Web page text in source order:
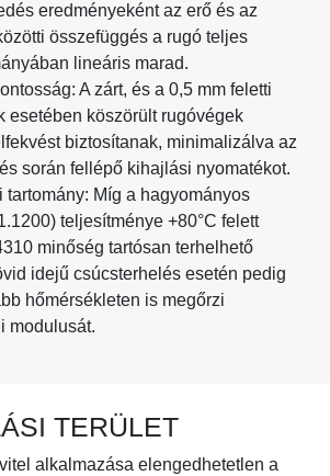
eredményeként az erő és az
összefüggés a rugó teljes
lineáris marad.
A zárt, és a 0,5 mm feletti
esetében köszörült rugóvégek
biztosítanak, minimalizálva az
során fellépő kihajlási nyomatékot.
tartomány: Míg a hagyományos
teljesítménye +80°C felett
minőség tartósan terhelhető
idejű csúcsterhelés esetén pedig
hőmérsékleten is megőrzi
modulusát.
TERÜLET
alkalmazása elengedhetetlen a